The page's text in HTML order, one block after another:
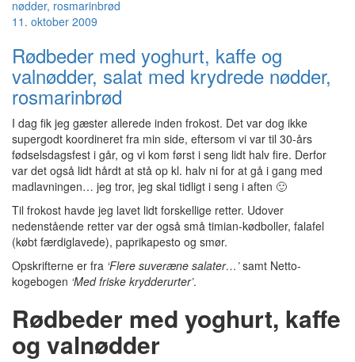
11. oktober 2009
Rødbeder med yoghurt, kaffe og
valnødder, salat med krydrede nødder,
rosmarinbrød
I dag fik jeg gæster allerede inden frokost. Det var dog ikke
supergodt koordineret fra min side, eftersom vi var til 30-års
fødselsdagsfest i går, og vi kom først i seng lidt halv fire. Derfor
var det også lidt hårdt at stå op kl. halv ni for at gå i gang med
madlavningen… jeg tror, jeg skal tidligt i seng i aften 🙂
Til frokost havde jeg lavet lidt forskellige retter. Udover
nedenstående retter var der også små timian-kødboller, falafel
(købt færdiglavede), paprikapesto og smør.
Opskrifterne er fra ‘Flere suveræne salater…’samt Netto-
kogebogen ‘Med friske krydderurter’.
Rødbeder med yoghurt, kaffe
og valnødder